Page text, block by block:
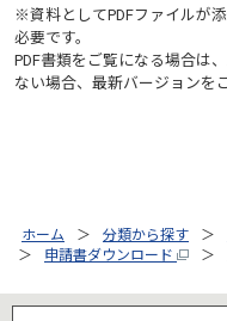
※資料としてPDFファイルが
必要です。
PDF書類をご覧になる場合は、
ない場合、最新バージョンを
ホーム 分類から探す
申請書ダウンロード